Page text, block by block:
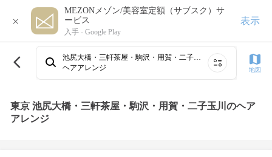
×
MEZONメゾン/美容室定額（サブスク）サ
ービス
入手 - Google Play
表示
池尻大橋・三軒茶屋・駒沢・用賀・二子玉川
ヘアアレンジ
地図
東京 池尻大橋・三軒茶屋・駒沢・用賀・二子玉川のヘア
アレンジ